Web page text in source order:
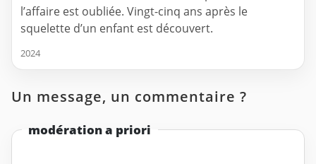
l’affaire est oubliée. Vingt-cinq ans après le
squelette d’un enfant est découvert.
2024
Un message, un commentaire ?
modération a priori